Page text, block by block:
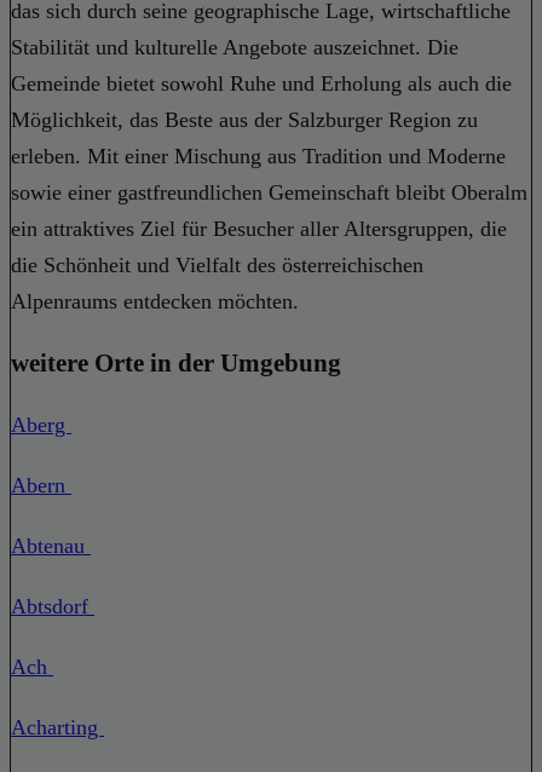
das sich durch seine geographische Lage, wirtschaftliche
Stabilität und kulturelle Angebote auszeichnet. Die
Gemeinde bietet sowohl Ruhe und Erholung als auch die
Möglichkeit, das Beste aus der Salzburger Region zu
erleben. Mit einer Mischung aus Tradition und Moderne
sowie einer gastfreundlichen Gemeinschaft bleibt Oberalm
ein attraktives Ziel für Besucher aller Altersgruppen, die
die Schönheit und Vielfalt des österreichischen
Alpenraums entdecken möchten.
weitere Orte in der Umgebung
Aberg
Abern
Abtenau
Abtsdorf
Ach
Acharting